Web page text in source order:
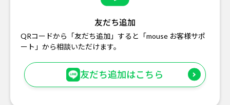
友だち追加
QRコードから「友だち追加」すると「mouse お客様サポ
ート」から相談いただけます。
友だち追加はこちら